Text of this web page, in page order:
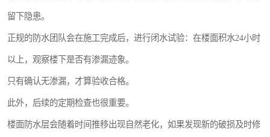
留下隐患。
正规的防水团队会在施工完成后，进行闭水试验：在楼面积水24小时
以上，观察楼下是否有渗漏迹象。
只有确认无渗漏，才算验收合格。
此外，后续的定期检查也很重要。
楼面防水层会随着时间推移出现自然老化，如果发现新的破损及时修